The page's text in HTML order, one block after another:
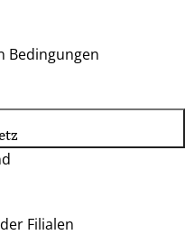
Bedingungen
Filialen